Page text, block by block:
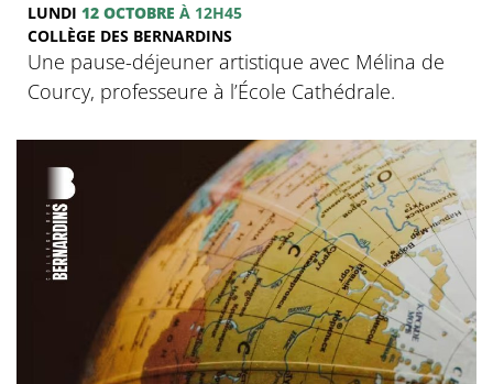
LUNDI 12 OCTOBRE À 12H45
COLLÈGE DES BERNARDINS
Une pause-déjeuner artistique avec Mélina de
Courcy, professeure à l’École Cathédrale.